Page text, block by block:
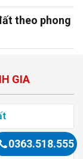
theo phong
GIA
0363.518.555